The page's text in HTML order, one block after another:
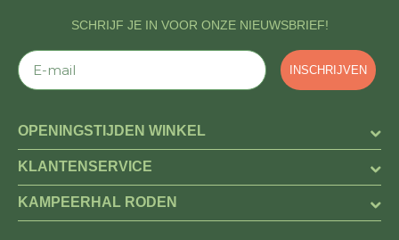
SCHRIJF JE IN VOOR ONZE NIEUWSBRIEF!
E-mail
INSCHRIJVEN
OPENINGSTIJDEN WINKEL
KLANTENSERVICE
KAMPEERHAL RODEN